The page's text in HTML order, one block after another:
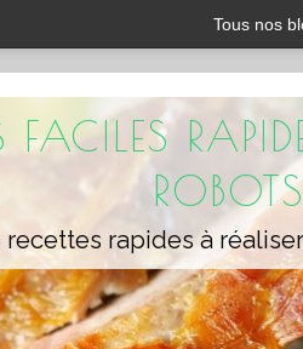
Tous nos
FACILES